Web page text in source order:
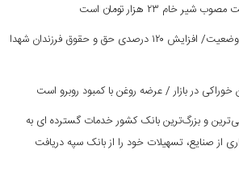
خام ۲۳ هزار تومان است
بانک دی در مسیر بهبود وضعیت/ افزایش ۱۲۰ درصدی حق و حقوق فرزندان شهدا
در بازار / عرضه روغن با کمبود روبرو است
و بزرگ‌ترین بانک کشور خدمات گسترده ای به
از صنایع، تسهیلات خود را از بانک سپه دریافت